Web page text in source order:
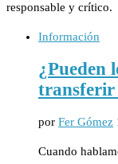
responsable y crítico.
Información
¿Pueden
transferir
por Fer Gómez
Cuando